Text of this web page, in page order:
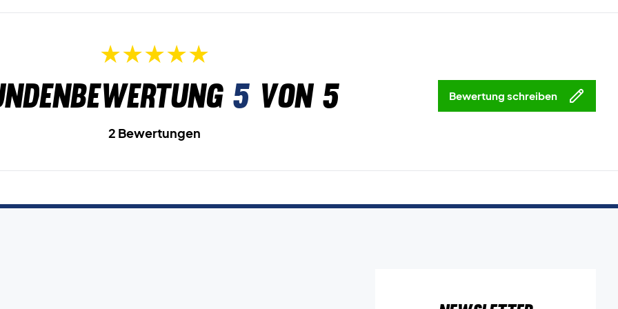
5von 5 Bewertung schreiben
2 Bewertungen